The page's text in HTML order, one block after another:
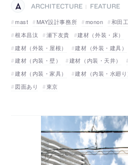
ARCHITECTURE
FEATURE
mast
MAY設計事務所 monon 和田
根本昌汰
瀬下友貴 建材（外装・床）
建材（外装・屋根）
建材（外装・建具）
建材（内装・壁）
建材（内装・天井）
建材（内装・家具）
建材（内装・水廻り
図面あり
東京